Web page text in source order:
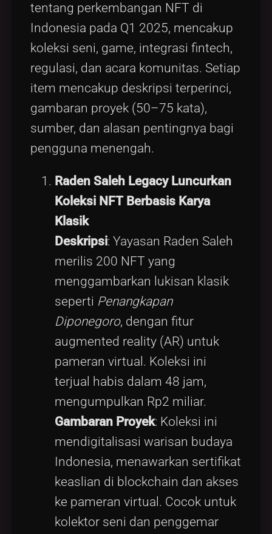
tentang perkembangan NFT di
Indonesia pada Q1 2025, mencakup
koleksi seni, game, integrasi fintech,
regulasi, dan acara komunitas. Setiap
item mencakup deskripsi terperinci,
gambaran proyek (50–75 kata),
sumber, dan alasan pentingnya bagi
pengguna menengah.
Raden Saleh Legacy Luncurkan
Koleksi NFT Berbasis Karya
Klasik
Deskripsi: Yayasan Raden Saleh
merilis 200 NFT yang
menggambarkan lukisan klasik
seperti Penangkapan
Diponegoro, dengan fitur
augmented reality (AR) untuk
pameran virtual. Koleksi ini
terjual habis dalam 48 jam,
mengumpulkan Rp2 miliar.
Gambaran Proyek: Koleksi ini
mendigitalisasi warisan budaya
Indonesia, menawarkan sertifikat
keaslian di blockchain dan akses
ke pameran virtual. Cocok untuk
kolektor seni dan penggemar